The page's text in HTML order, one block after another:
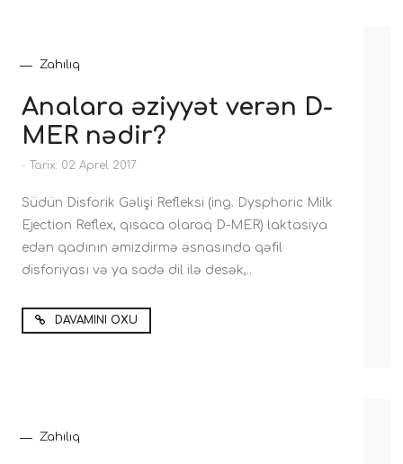
Zahılıq
Analara əziyyət verən D-
MER nədir?
- Tarix: 02 Aprel 2017
Südün Disforik Gəlişi Refleksi (ing. Dysphoric Milk
Ejection Reflex, qısaca olaraq D-MER) laktasiya
edən qadının əmizdirmə əsnasında qəfil
disforiyası və ya sadə dil ilə desək,..
DAVAMINI OXU
Zahılıq